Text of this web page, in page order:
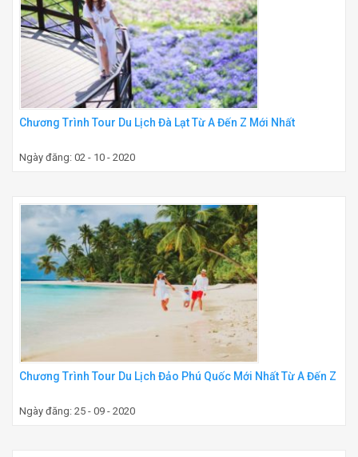
Chương Trình Tour Du Lịch Đà Lạt Từ A Đến Z Mới Nhất
Ngày đăng: 02 - 10 - 2020
Chương Trình Tour Du Lịch Đảo Phú Quốc Mới Nhất Từ A Đến Z
Ngày đăng: 25 - 09 - 2020